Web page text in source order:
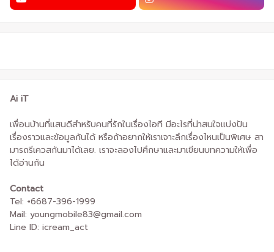
Ai iT
เพื่อนบ้านที่แสนดีสำหรับคนที่รักในเรื่องไอที มีอะไรที่น่าสนใจแบ่งปัน
เรื่องราวและข้อมูลกันได้ หรือถ้าอยากให้เราเจาะลึกเรื่องไหนเป็นพิเศษ สา
มารถรีเควสกันมาได้เลย. เราจะลองไปศึกษาและมาเขียนบทความให้เพื่อ
ได้อ่านกัน
Contact
Tel: +6687-396-1999
Mail: youngmobile83@gmail.com
Line ID: icream_act